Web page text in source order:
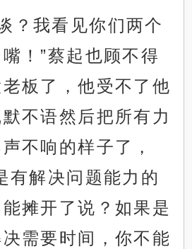
？我看见你们两个
！”蔡起也顾不得
板了，他受不了他
不语然后把所有力
不响的样子了，
有解决问题能力的
摊开了说？如果是
需要时间，你不能